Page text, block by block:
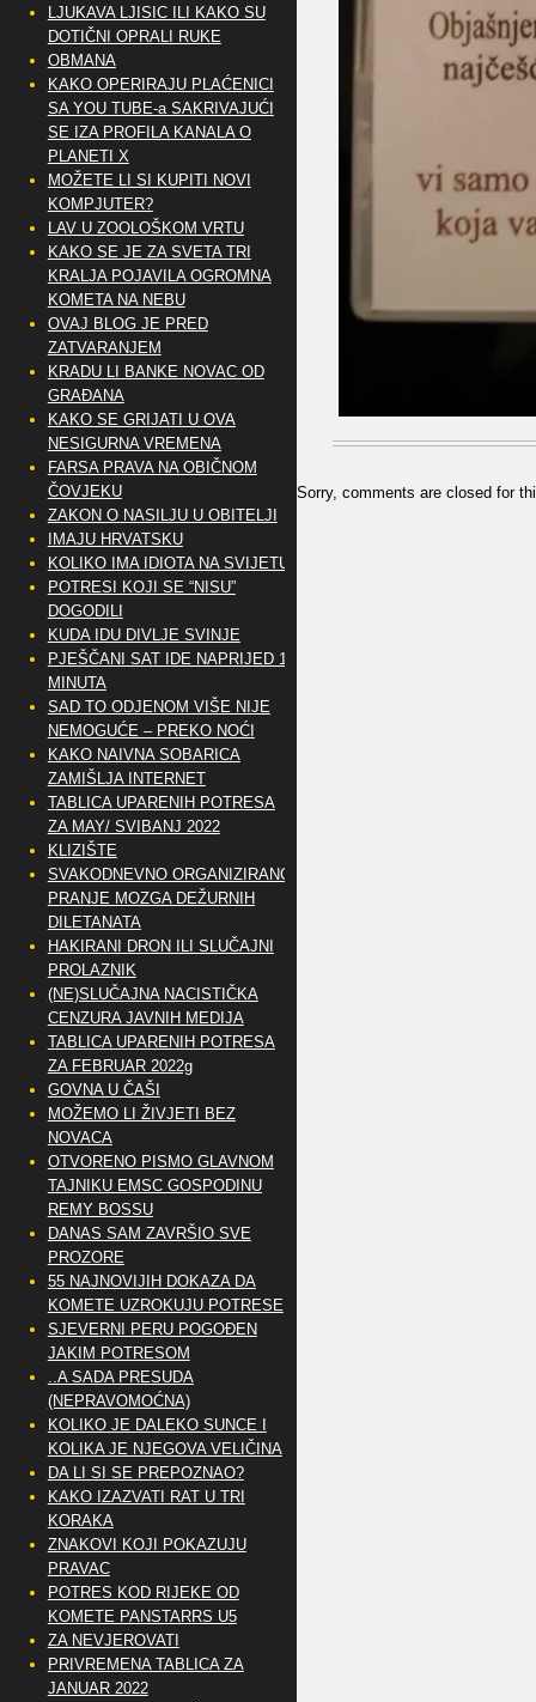
Sorry, comments are closed for
LJUKAVA LJISIC ILI KAKO SU
DOTIČNI OPRALI RUKE
OBMANA
KAKO OPERIRAJU PLAĆENICI
SA YOU TUBE-a SAKRIVAJUĆI
SE IZA PROFILA KANALA O
PLANETI X
MOŽETE LI SI KUPITI NOVI
KOMPJUTER?
LAV U ZOOLOŠKOM VRTU
KAKO SE JE ZA SVETA TRI
KRALJA POJAVILA OGROMNA
KOMETA NA NEBU
OVAJ BLOG JE PRED
ZATVARANJEM
KRADU LI BANKE NOVAC OD
GRAĐANA
KAKO SE GRIJATI U OVA
NESIGURNA VREMENA
FARSA PRAVA NA OBIČNOM
ČOVJEKU
ZAKON O NASILJU U OBITELJI
IMAJU HRVATSKU
KOLIKO IMA IDIOTA NA SVIJETU?
POTRESI KOJI SE “NISU”
DOGODILI
KUDA IDU DIVLJE SVINJE
PJEŠČANI SAT IDE NAPRIJED 10
MINUTA
SAD TO ODJENOM VIŠE NIJE
NEMOGUĆE – PREKO NOĆI
KAKO NAIVNA SOBARICA
ZAMIŠLJA INTERNET
TABLICA UPARENIH POTRESA
ZA MAY/ SVIBANJ 2022
KLIZIŠTE
SVAKODNEVNO ORGANIZIRANO
PRANJE MOZGA DEŽURNIH
DILETANATA
HAKIRANI DRON ILI SLUČAJNI
PROLAZNIK
(NE)SLUČAJNA NACISTIČKA
CENZURA JAVNIH MEDIJA
TABLICA UPARENIH POTRESA
ZA FEBRUAR 2022g
GOVNA U ČAŠI
MOŽEMO LI ŽIVJETI BEZ
NOVACA
OTVORENO PISMO GLAVNOM
TAJNIKU EMSC GOSPODINU
REMY BOSSU
DANAS SAM ZAVRŠIO SVE
PROZORE
55 NAJNOVIJIH DOKAZA DA
KOMETE UZROKUJU POTRESE
SJEVERNI PERU POGOĐEN
JAKIM POTRESOM
..A SADA PRESUDA
(NEPRAVOMOĆNA)
KOLIKO JE DALEKO SUNCE I
KOLIKA JE NJEGOVA VELIČINA
DA LI SI SE PREPOZNAO?
KAKO IZAZVATI RAT U TRI
KORAKA
ZNAKOVI KOJI POKAZUJU
PRAVAC
POTRES KOD RIJEKE OD
KOMETE PANSTARRS U5
ZA NEVJEROVATI
PRIVREMENA TABLICA ZA
JANUAR 2022